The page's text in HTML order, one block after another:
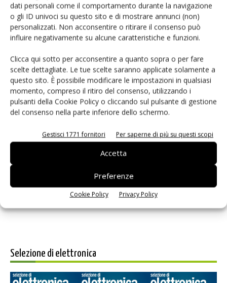
dati personali come il comportamento durante la navigazione
o gli ID univoci su questo sito e di mostrare annunci (non)
personalizzati. Non acconsentire o ritirare il consenso può
influire negativamente su alcune caratteristiche e funzioni.
Clicca qui sotto per acconsentire a quanto sopra o per fare
scelte dettagliate. Le tue scelte saranno applicate solamente a
questo sito. È possibile modificare le impostazioni in qualsiasi
momento, compreso il ritiro del consenso, utilizzando i
pulsanti della Cookie Policy o cliccando sul pulsante di gestione
del consenso nella parte inferiore dello schermo.
Gestisci 1771 fornitori Per saperne di più su questi scopi
Accetta
Preferenze
Cookie Policy Privacy Policy
Salva il mio nome, email e sito web in questo browser per i
prossimi commenti.
Selezione di elettronica